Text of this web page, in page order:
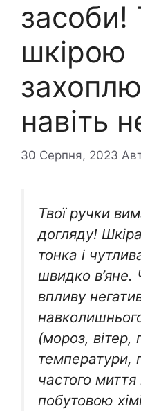
засоби!
шкірою
навіть
30 Серпня, 2023
Твої ручки
догляду!
тонка і
швидко в’яне.
впливу
(мороз, вітер,
температури,
частого миття
побутовою